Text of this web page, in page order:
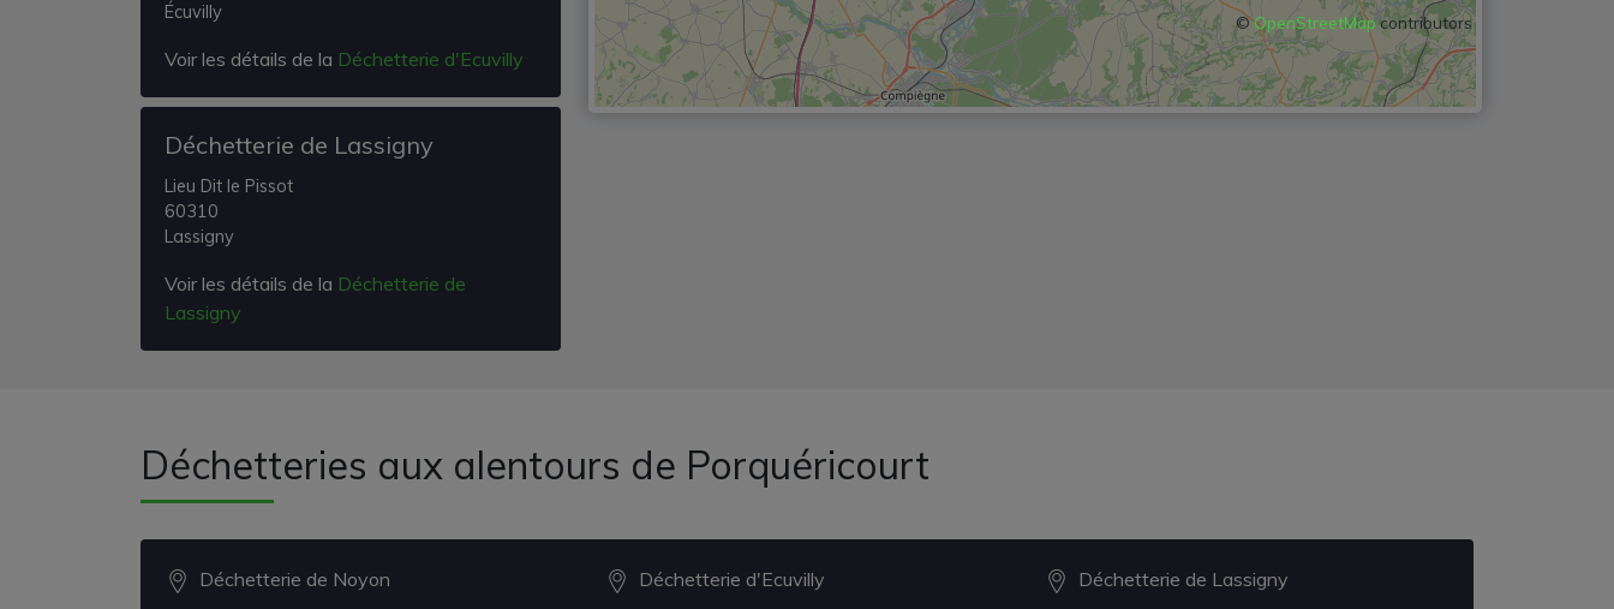
Écuvilly
Voir les détails de la Déchetterie d'Ecuvilly
Déchetterie de Lassigny
Lieu Dit le Pissot
60310
Lassigny
Voir les détails de la Déchetterie de
Lassigny
©OpenStreetMapcontributors
Déchetteries aux alentours de Porquéricourt
Déchetterie de Noyon Déchetterie d'Ecuvilly Déchetterie de Lassigny